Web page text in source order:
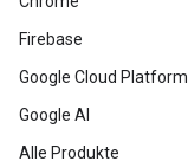
Firebase
Google Cloud Platform
Google AI
Alle Produkte